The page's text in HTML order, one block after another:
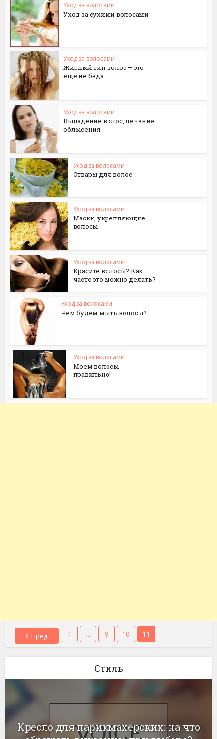
Уход за волосами
Уход за сухими волосами
Уход за волосами
Жирный тип волос – это
еще не беда
Уход за волосами
Выпадение волос, лечение
облысения
Уход за волосами
Отвары для волос
Уход за волосами
Маски, укрепляющие
волосы
Уход за волосами
Красите волосы? Как
часто это можно делать?
Уход за волосами
Чем будем мыть волосы?
Уход за волосами
Моем волосы
правильно!
Пред. 1 … 9 10 11
Стиль
Кресло для парикмахерских: на что